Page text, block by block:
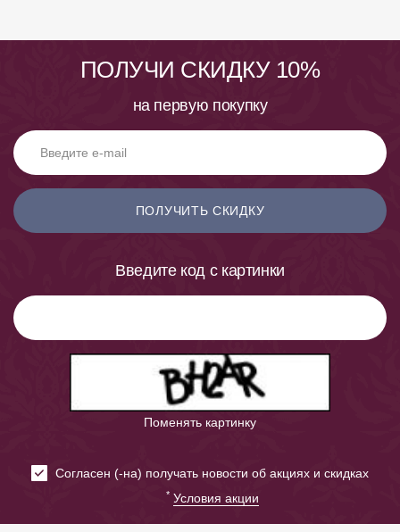
ПОЛУЧИ СКИДКУ 10%
на первую покупку
ПОЛУЧИТЬ СКИДКУ
Введите код с картинки
Поменять картинку
Cогласен (-на) получать новости об акциях и скидках
* Условия акции